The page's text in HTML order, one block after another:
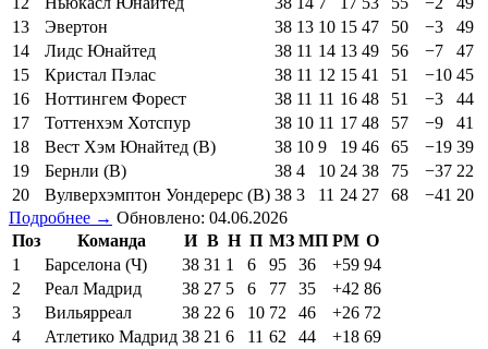
13
Эвертон 38 13 10 15 47 50 −3
49
14
Лидс Юнайтед 38 11 14 13 49 56 −7
47
15
Кристал Пэлас 38 11 12 15 41 51 −10 45
16
Ноттингем Форест 38 11 11 16 48 51 −3
44
17
Тоттенхэм Хотспур 38 10 11 17 48 57 −9
41
18
Вест Хэм Юнайтед (В) 38 10 9 19 46 65 −19 39
19
Бернли (В) 38 4 10 24 38 75 −37 22
20
Вулверхэмптон Уондерерс (В) 38 3 11 24 27 68 −41 20
Подробнее → Обновлено: 04.06.2026
Поз
Команда И В Н П МЗ МП РМ О
1
Барселона (Ч) 38 31 1 6 95 36 +59 94
2
Реал Мадрид 38 27 5 6 77 35 +42 86
3
Вильярреал 38 22 6 10 72 46 +26 72
4
Атлетико Мадрид 38 21 6 11 62 44 +18 69